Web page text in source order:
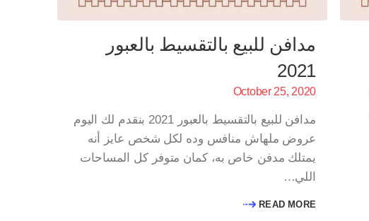
مدافن للبيع بالتقسيط بالعبور
2021
October 25, 2020
مدافن للبيع بالتقسيط بالعبور 2021 بنقدم لك اليوم
عروض ملهاش منافس وده لكل شخص عايز أنه
يمتلك مدفن خاص به، كمان متوفر كل المساحات
اللي…
READ MORE